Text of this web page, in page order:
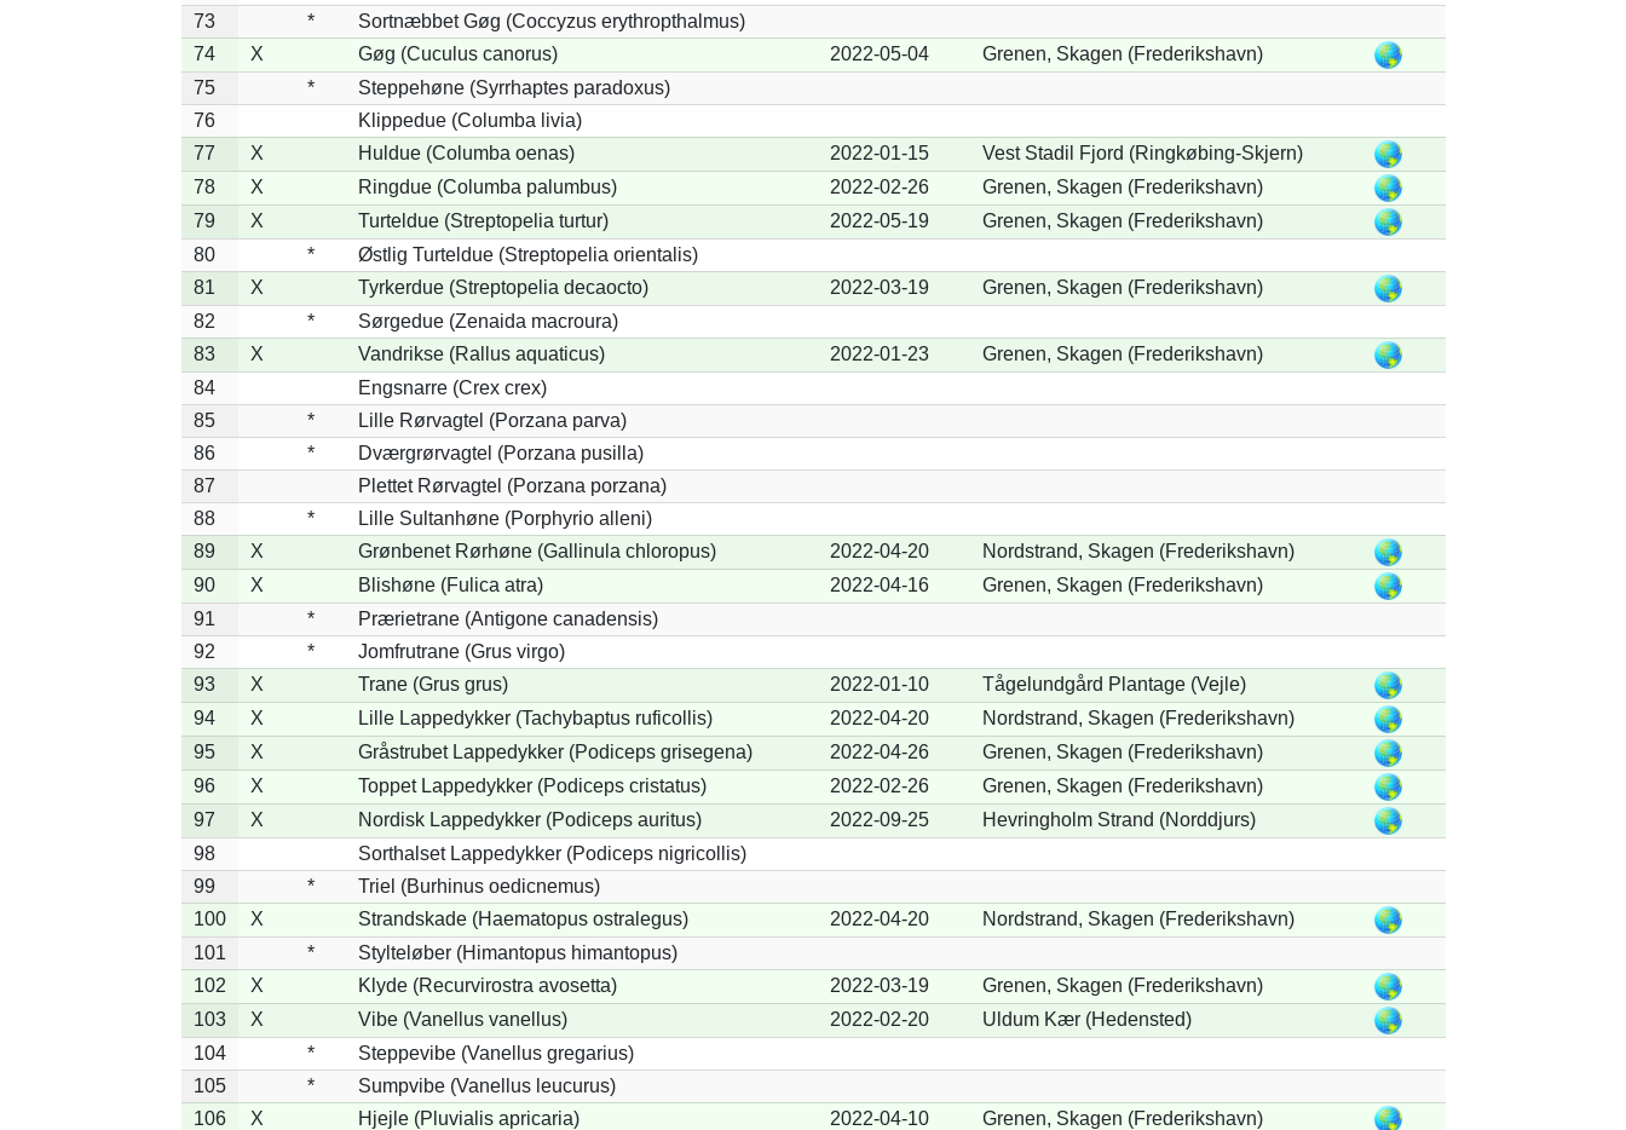
73
*
Sortnæbbet Gøg (Coccyzus erythropthalmus)
74
X Gøg (Cuculus canorus) 2022-05-04
Grenen, Skagen (Frederikshavn)
75
*
Steppehøne (Syrrhaptes paradoxus)
76
Klippedue (Columba livia)
77
X Huldue (Columba oenas) 2022-01-15
Vest Stadil Fjord (Ringkøbing-Skjern)
78
X Ringdue (Columba palumbus) 2022-02-26
Grenen, Skagen (Frederikshavn)
79
X Turteldue (Streptopelia turtur) 2022-05-19
Grenen, Skagen (Frederikshavn)
80
*
Østlig Turteldue (Streptopelia orientalis)
81
X Tyrkerdue (Streptopelia decaocto) 2022-03-19
Grenen, Skagen (Frederikshavn)
82
*
Sørgedue (Zenaida macroura)
83
X Vandrikse (Rallus aquaticus) 2022-01-23
Grenen, Skagen (Frederikshavn)
84
Engsnarre (Crex crex)
85
*
Lille Rørvagtel (Porzana parva)
86
*
Dværgrørvagtel (Porzana pusilla)
87
Plettet Rørvagtel (Porzana porzana)
88
*
Lille Sultanhøne (Porphyrio alleni)
89
X Grønbenet Rørhøne (Gallinula chloropus) 2022-04-20
Nordstrand, Skagen (Frederikshavn)
90
X Blishøne (Fulica atra) 2022-04-16
Grenen, Skagen (Frederikshavn)
91
*
Prærietrane (Antigone canadensis)
92
*
Jomfrutrane (Grus virgo)
93
X Trane (Grus grus) 2022-01-10
Tågelundgård Plantage (Vejle)
94
X Lille Lappedykker (Tachybaptus ruficollis) 2022-04-20
Nordstrand, Skagen (Frederikshavn)
95
X Gråstrubet Lappedykker (Podiceps grisegena) 2022-04-26
Grenen, Skagen (Frederikshavn)
96
X Toppet Lappedykker (Podiceps cristatus) 2022-02-26
Grenen, Skagen (Frederikshavn)
97
X Nordisk Lappedykker (Podiceps auritus) 2022-09-25
Hevringholm Strand (Norddjurs)
98
Sorthalset Lappedykker (Podiceps nigricollis)
99
*
Triel (Burhinus oedicnemus)
100
X Strandskade (Haematopus ostralegus) 2022-04-20
Nordstrand, Skagen (Frederikshavn)
101
*
Stylteløber (Himantopus himantopus)
102
X Klyde (Recurvirostra avosetta) 2022-03-19
Grenen, Skagen (Frederikshavn)
103
X Vibe (Vanellus vanellus) 2022-02-20
Uldum Kær (Hedensted)
104
*
Steppevibe (Vanellus gregarius)
105
*
Sumpvibe (Vanellus leucurus)
106
X Hjejle (Pluvialis apricaria) 2022-04-10 Grenen, Skagen (Frederikshavn)